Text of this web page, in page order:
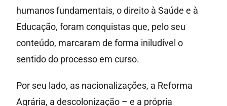
humanos fundamentais, o direito à Saúde e à
Educação, foram conquistas que, pelo seu
conteúdo, marcaram de forma iniludível o
sentido do processo em curso.
Por seu lado, as nacionalizações, a Reforma
Agrária, a descolonização – e a própria